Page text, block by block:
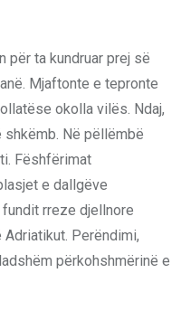
për ta kundruar prej së
Mjaftonte e tepronte
okolla vilës. Ndaj,
shkëmb. Në pëllëmbë
Fëshfërimat
e dallgëve
rreze djellnore
Perëndimi,
përkohshmërinë e